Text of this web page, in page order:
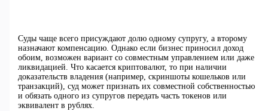
Суды чаще всего присуждают долю одному супругу, а второму
назначают компенсацию. Однако если бизнес приносил доход
обоим, возможен вариант со совместным управлением или даже
ликвидацией. Что касается криптовалют, то при наличии
доказательств владения (например, скриншоты кошельков или
транзакций), суд может признать их совместной собственностью
и обязать одного из супругов передать часть токенов или
эквивалент в рублях.